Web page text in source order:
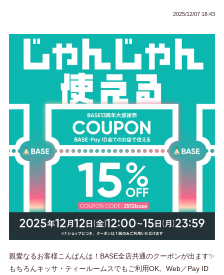
2025/12/07 18:43
親愛なるお客様こんばんは！BASE全店共通のクーポンが出ます✨️
もちろんキッサ・ティールームスでもご利用OK。Web／Pay ID